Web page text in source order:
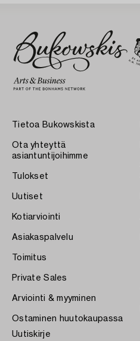
Tietoa Bukowskista
Ota yhteyttä
asiantuntijoihimme
Tulokset
Uutiset
Kotiarviointi
Asiakaspalvelu
Toimitus
Private Sales
Arviointi & myyminen
Ostaminen huutokaupassa
Uutiskirje